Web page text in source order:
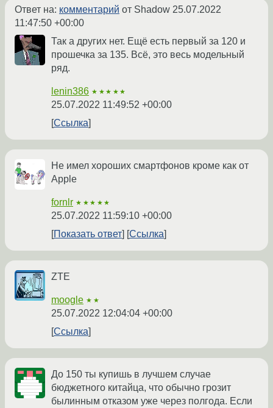
Ответ на: комментарий от Shadow 25.07.2022
11:47:50 +00:00
Так а других нет. Ещё есть первый за 120 и
прошечка за 135. Всё, это весь модельный
ряд.
lenin386 ★★★★★
25.07.2022 11:49:52 +00:00
Ссылка
Не имел хороших смартфонов кроме как от
Apple
fornlr ★★★★★
25.07.2022 11:59:10 +00:00
Показать ответ
Ссылка
ZTE
moogle ★★
25.07.2022 12:04:04 +00:00
Ссылка
До 150 ты купишь в лучшем случае
бюджетного китайца, что обычно грозит
былинным отказом уже через полгода. Если